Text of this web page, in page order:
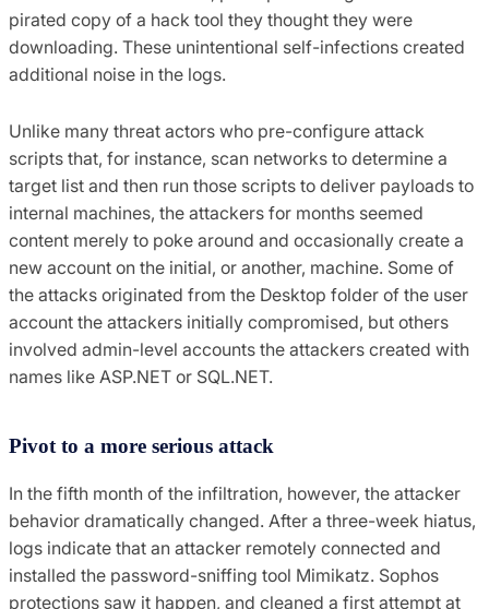
pirated copy of a hack tool they thought they were
downloading. These unintentional self-infections created
additional noise in the logs.
Unlike many threat actors who pre-configure attack
scripts that, for instance, scan networks to determine a
target list and then run those scripts to deliver payloads to
internal machines, the attackers for months seemed
content merely to poke around and occasionally create a
new account on the initial, or another, machine. Some of
the attacks originated from the Desktop folder of the user
account the attackers initially compromised, but others
involved admin-level accounts the attackers created with
names like ASP.NET or SQL.NET.
Pivot to a more serious attack
In the fifth month of the infiltration, however, the attacker
behavior dramatically changed. After a three-week hiatus,
logs indicate that an attacker remotely connected and
installed the password-sniffing tool Mimikatz. Sophos
protections saw it happen, and cleaned a first attempt at